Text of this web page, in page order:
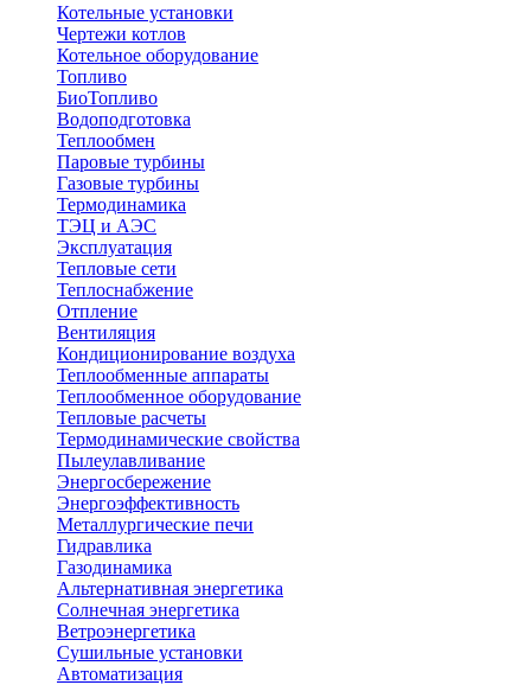
Котельные установки
Чертежи котлов
Котельное оборудование
Топливо
БиоТопливо
Водоподготовка
Теплообмен
Паровые турбины
Газовые турбины
Термодинамика
ТЭЦ и АЭС
Эксплуатация
Тепловые сети
Теплоснабжение
Отпление
Вентиляция
Кондиционирование воздуха
Теплообменные аппараты
Теплообменное оборудование
Тепловые расчеты
Термодинамические свойства
Пылеулавливание
Энергосбережение
Энергоэффективность
Металлургические печи
Гидравлика
Газодинамика
Альтернативная энергетика
Солнечная энергетика
Ветроэнергетика
Сушильные установки
Автоматизация